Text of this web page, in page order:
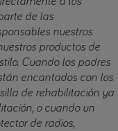
de las
nuestros
productos de
Cuando los padres
encantados con los
de rehabilitación ya
o cuando un
de radios,